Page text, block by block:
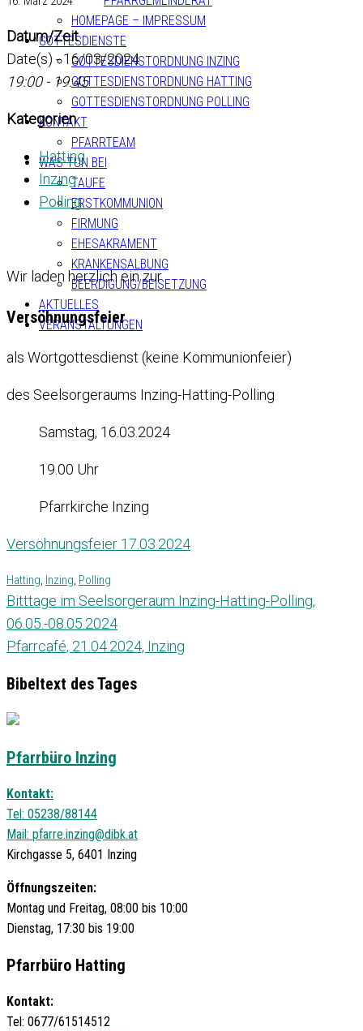
HOMEPAGE – IMPRESSUM
GOTTESDIENSTE
GOTTESDIENSTORDNUNG INZING
GOTTESDIENSTORDNUNG HATTING
GOTTESDIENSTORDNUNG POLLING
KONTAKT
PFARRTEAM
WAS TUN BEI
TAUFE
ERSTKOMMUNION
FIRMUNG
EHESAKRAMENT
KRANKENSALBUNG
BEERDIGUNG/BEISETZUNG
AKTUELLES
VERANSTALTUNGEN
Datum/Zeit
Date(s) - 16/03/2024
19:00 - 19:45
Kategorien
Hatting
Inzing
Polling
Wir laden herzlich ein zur
Versöhnungsfeier
als Wortgottesdienst (keine Kommunionfeier)
des Seelsorgeraums Inzing-Hatting-Polling
Samstag, 16.03.2024
19.00 Uhr
Pfarrkirche Inzing
Versöhnungsfeier 17.03.2024
Hatting, Inzing, Polling
Bitttage im Seelsorgeraum Inzing-Hatting-Polling,
06.05.-08.05.2024
Pfarrcafé, 21.04.2024, Inzing
Bibeltext des Tages
Pfarrbüro Inzing
Kontakt:
Tel: 05238/88144
Mail: pfarre.inzing@dibk.at
Kirchgasse 5, 6401 Inzing
Öffnungszeiten:
Montag und Freitag, 08:00 bis 10:00
Dienstag, 17:30 bis 19:00
Pfarrbüro Hatting
Kontakt:
Tel: 0677/61514512